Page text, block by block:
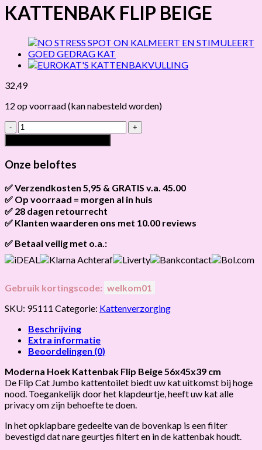
KATTENBAK FLIP BEIGE
32,49
12 op voorraad (kan nabesteld worden)
MODERNA
HOEK
KATTENBAK
FLIP
BEIGE
Onze beloftes
✅ Verzendkosten 5,95 & GRATIS v.a. 45.00
Brievenbus verzendingen zijn 3,95, een pakket 5,95 en
bestellingen v.a. 45,00 worden gratis verzonden.
✅ Op voorraad = morgen al in huis
Als het product op voorraad is en je bestelt vóór 13:00, wordt
hetvandaag nog verzonden.
✅ 28 dagen retourrecht
Niet tevreden? Geen probleem! Je hebt28 dagen
✅ Klanten waarderen ons met 10.00 reviews
✅ Betaal veilig met o.a.:
Gebruik kortingscode: welkom01
SKU: 95111 Categorie: Kattenverzorging
Beschrijving
Extra informatie
Beoordelingen (0)
Moderna Hoek Kattenbak Flip Beige 56x45x39 cm
De Flip Cat Jumbo kattentoilet biedt uw kat uitkomst bij hoge
nood. Toegankelijk door het klapdeurtje, heeft uw kat alle
privacy om zijn behoefte te doen.
In het opklapbare gedeelte van de bovenkap is een filter
bevestigd dat nare geurtjes filtert en in de kattenbak houdt.